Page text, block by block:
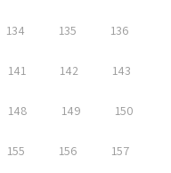
134 135 136
141 142 143
148 149 150
155 156 157